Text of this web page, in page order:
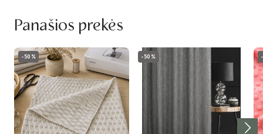
Panašios prekės
-50% -50%